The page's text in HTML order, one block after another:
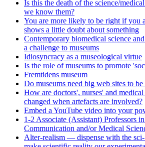
Is this the death of the science/
we know them?
You are more likely to be right if you
shows a little doubt about something
Contemporary biomedical science
a challenge to museums
Idiosyncracy as a museological virtue
Is the role of museums to promote
Fremtidens museum
Do museums need big web sites to
How are doctors', nurses' and
changed when artefacts are involved?
Embed a YouTube video into your
1-2 Associate (Assistant) Professors
Communication and/or Medical
Alter-realism — dispense with the